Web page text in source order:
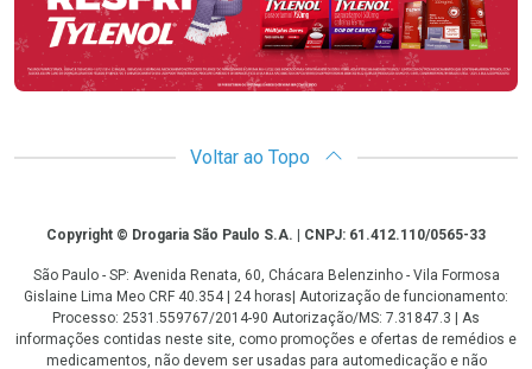
Voltar ao Topo
CopyrightCopyright © Drogaria São Paulo S.A. | CNPJ: 61.412.110/0565-33
São Paulo - SP: Avenida Renata, 60, Chácara Belenzinho - Vila Formosa
Gislaine Lima Meo CRF 40.354 | 24 horas| Autorização de funcionamento:
Processo: 2531.559767/2014-90 Autorização/MS: 7.31847.3 | As
informações contidas neste site, como promoções e ofertas de remédios e
medicamentos, não devem ser usadas para automedicação e não